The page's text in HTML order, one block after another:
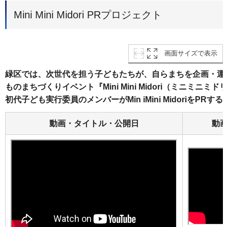
Mini Mini Midori PRプロジェクト
画面サイズで表示
緑区では、次世代を担う子どもたちが、自らまちを企画・
ものまちづくりイベント『Mini Mini Midori（ミニミニミド
初代子ども実行委員のメンバーがMin iMini MidoriをPRする
動画・タイトル・公開日 動